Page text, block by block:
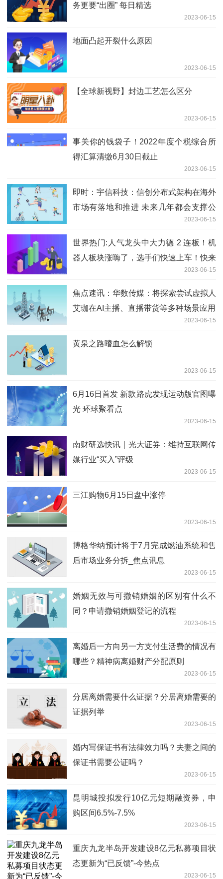
务更要“出圈” 每日精选
2023-06-15
地面凸起开裂什么原因
2023-06-15
【全球新视野】封边工艺怎么区分
2023-06-15
事关你的钱袋子！2022年度个税综合所
得汇算清缴6月30日截止
2023-06-15
即时：宇信科技：信创分布式架构在海外
市场有落地和推进 未来几年都会支撑公
2023-06-15
世界热门:人气龙头中大力德 2 连板！机
器人板块涨嗨了，选手们快速上车！快来
2023-06-15
焦点速讯：华数传媒：将探索尝试虚拟人
艾珈在AI主播、直播带货等多种场景应用
2023-06-15
黄泉之路嗜血怎么解锁
2023-06-15
6月16日首发 新款路虎发现运动版官图曝
光 环球聚看点
2023-06-15
南财研选快讯｜光大证券：维持互联网传
媒行业“买入”评级
2023-06-15
三江购物6月15日盘中涨停
2023-06-15
博格华纳预计将于7月完成燃油系统和售
后市场业务分拆_焦点讯息
2023-06-15
婚姻无效与可撤销婚姻的区别有什么不
同？申请撤销婚姻登记的流程
2023-06-15
离婚后一方向另一方支付生活费的情况有
哪些？精神病离婚财产分配原则
2023-06-15
分居离婚需要什么证据？分居离婚需要的
证据列举
2023-06-15
婚内写保证书有法律效力吗？夫妻之间的
保证书需要公证吗？
2023-06-15
昆明城投拟发行10亿元短期融资券，申
购区间6.5%-7.5%
2023-06-15
重庆九龙半岛开发建设8亿元私募项目状
态更新为“已反馈”-今热点
2023-06-15